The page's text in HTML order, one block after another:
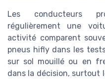
Les conducteurs
régulièrement une
activité comparent
pneus hifly dans les
sur sol mouillé ou en
dans la décision, surtout